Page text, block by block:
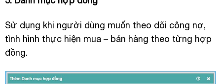
Sử dụng khi người dùng muốn theo dõi công nợ,
tình hình thực hiện mua – bán hàng theo từng hợp
đồng.